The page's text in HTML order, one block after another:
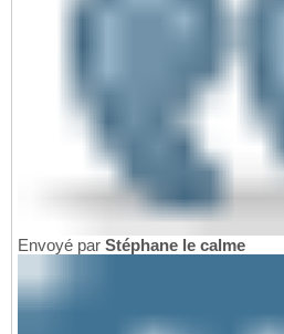
Envoyé par Stéphane le calme